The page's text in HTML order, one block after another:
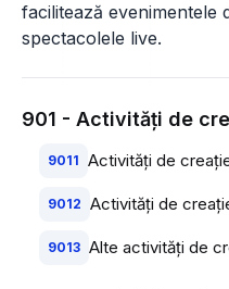
facilitează evenimentele
spectacolele live.
901 - Activităţi de
9011 Activităţi de
9012 Activităţi de
9013 Alte activităţi de